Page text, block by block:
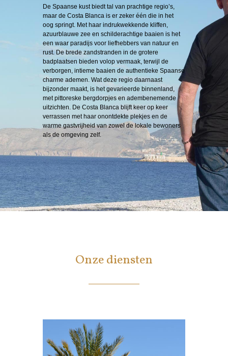
De Spaanse kust biedt tal van prachtige regio’s,
maar de Costa Blanca is er zeker één die in het
oog springt. Met haar indrukwekkende kliffen,
azuurblauwe zee en schilderachtige baaien is het
een waar paradijs voor liefhebbers van natuur en
rust. De brede zandstranden in de grotere
badplaatsen bieden volop vermaak, terwijl de
verborgen, intieme baaien de authentieke Spaanse
charme ademen. Wat deze regio daarnaast
bijzonder maakt, is het gevarieerde binnenland,
met pittoreske bergdorpjes en adembenemende
uitzichten. De Costa Blanca blijft keer op keer
verrassen met haar onontdekte plekjes en de
warme gastvrijheid van zowel de lokale bewoners
als de omgeving zelf.
Onze diensten